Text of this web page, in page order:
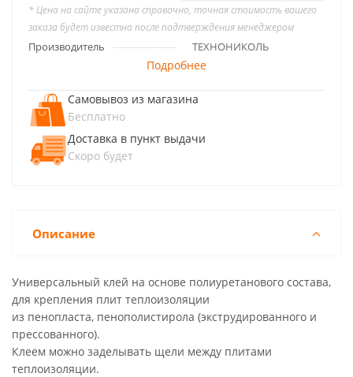
* Цена на сайте указана справочно, точная стоимость вашего
заказа будет известна после подтверждения менеджером
Производитель ТЕХНОНИКОЛЬ
Подробнее
Самовывоз из магазина
Бесплатно
Доставка в пункт выдачи
Скоро будет
Описание
Универсальный клей на основе полиуретанового состава,
для крепления плит теплоизоляции
из пенопласта, пенополистирола (экструдированного и
прессованного).
Клеем можно заделывать щели между плитами
теплоизоляции.